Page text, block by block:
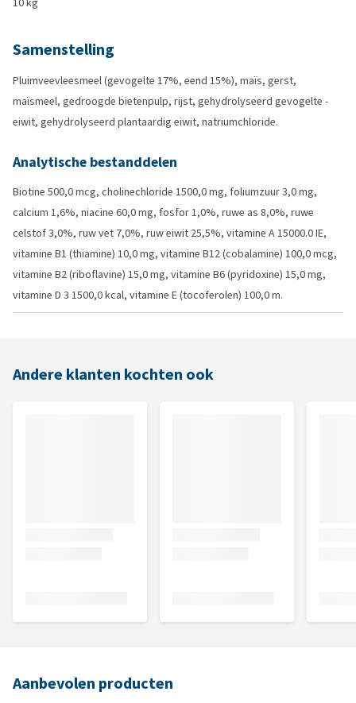
Samenstelling
Pluimveevleesmeel (gevogelte 17%, eend 15%), maïs, gerst,
maïsmeel, gedroogde bietenpulp, rijst, gehydrolyseerd gevogelte -
eiwit, gehydrolyseerd plantaardig eiwit, natriumchloride.
Analytische bestanddelen
Biotine 500,0 mcg, cholinechloride 1500,0 mg, foliumzuur 3,0 mg,
calcium 1,6%, niacine 60,0 mg, fosfor 1,0%, ruwe as 8,0%, ruwe
celstof 3,0%, ruw vet 7,0%, ruw eiwit 25,5%, vitamine A 15000.0 IE,
vitamine B1 (thiamine) 10,0 mg, vitamine B12 (cobalamine) 100,0 mcg,
vitamine B2 (riboflavine) 15,0 mg, vitamine B6 (pyridoxine) 15,0 mg,
vitamine D 3 1500,0 kcal, vitamine E (tocoferolen) 100,0 m.
Andere klanten kochten ook
Aanbevolen producten